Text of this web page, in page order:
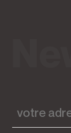
adresse
mail